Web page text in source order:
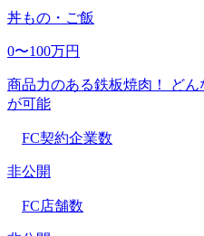
丼もの・ご飯
0〜100万円
商品力のある鉄板焼肉！ ど
が可能
FC契約企業数
非公開
FC店舗数